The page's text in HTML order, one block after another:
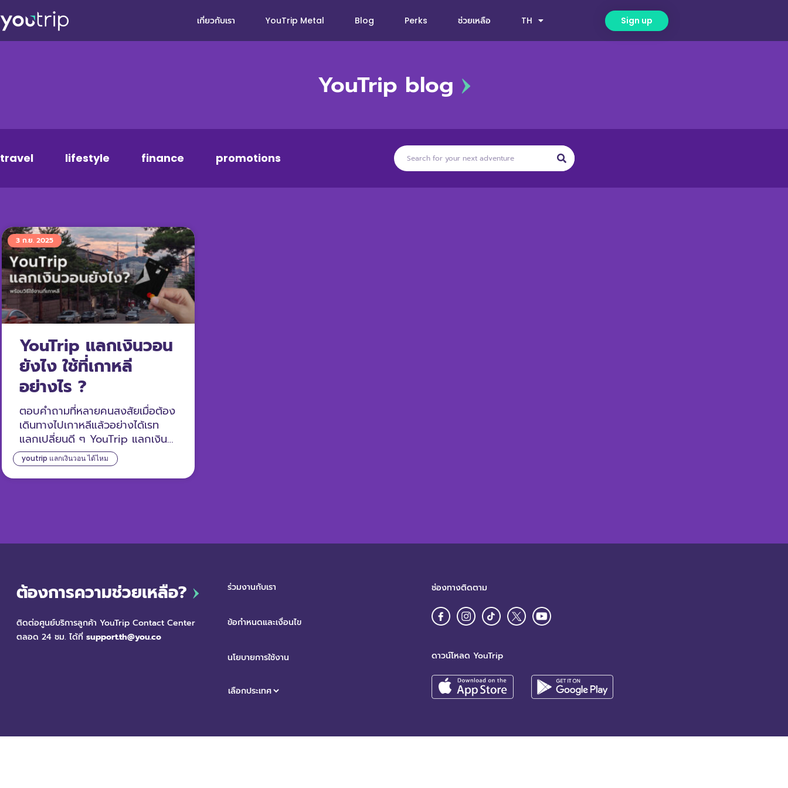
เกี่ยวกับเรา YouTrip Metal Blog Perks ช่วยเหลือ TH Sign up
YouTrip blog
travel lifestyle finance promotions
youtrip แลกเงินวอน ได้ไหม
YouTrip แลกเงินวอน
ยังไง ใช้ที่เกาหลี
อย่างไร ?
ตอบคำถามที่หลายคนสงสัยเมื่อต้อง
เดินทางไปเกาหลีแล้วอย่างได้เรท
แลกเปลี่ยนดี ๆ YouTrip แลกเงิน
วอนยังไง? พร้อมแนะนำวิธีใช้
YouTrip เกาหลี ให้คุ้ม
3 ก.ย. 2025
ต้องการความช่วยเหลือ?
ติดต่อศูนย์บริการลูกค้า YouTrip Contact Center
ตลอด 24 ชม. ได้ที่ support.th@you.co
ร่วมงานกับเรา
ข้อกำหนดและเงื่อนไข
นโยบายการใช้งาน
ช่องทางติดตาม
ดาวน์โหลด YouTrip